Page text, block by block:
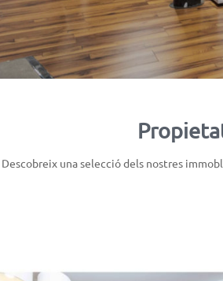
Descobreix una selecció dels nostres